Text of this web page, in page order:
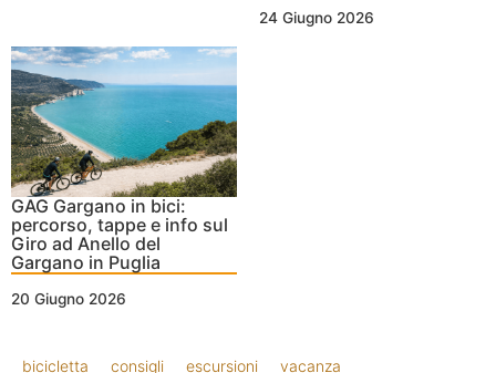
24 Giugno 2026
GAG Gargano in bici:
percorso, tappe e info sul
Giro ad Anello del
Gargano in Puglia
20 Giugno 2026
bicicletta consigli escursioni vacanza